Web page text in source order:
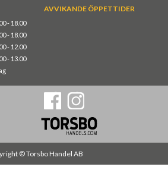
- 18.00
- 18.00
- 12.00
- 13.00
AVVIKANDE ÖPPETTIDER
© Torsbo Handel AB